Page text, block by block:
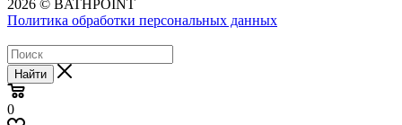
2026 © BATHPOINT
Политика обработки персональных данных
Найти
0